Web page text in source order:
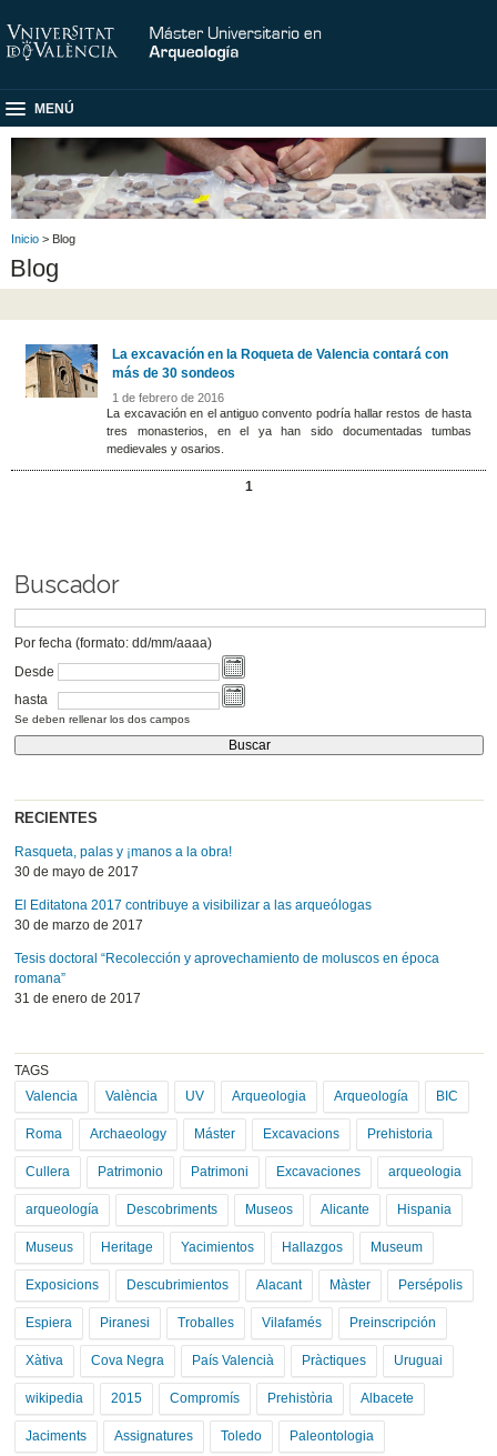
MENÚ
Inicio > Blog
Blog
La excavación en la Roqueta de Valencia contará con
más de 30 sondeos
1 de febrero de 2016
La excavación en el antiguo convento podría hallar restos de hasta
tres monasterios, en el ya han sido documentadas tumbas
medievales y osarios.
1
Buscador
Por fecha (formato: dd/mm/aaaa)
Desde
hasta
Se deben rellenar los dos campos
RECIENTES
Rasqueta, palas y ¡manos a la obra!
30 de mayo de 2017
El Editatona 2017 contribuye a visibilizar a las arqueólogas
30 de marzo de 2017
Tesis doctoral “Recolección y aprovechamiento de moluscos en época
romana”
31 de enero de 2017
TAGS
Valencia
València UV Arqueologia Arqueología BIC
Roma Archaeology Máster Excavacions Prehistoria
Cullera Patrimonio Patrimoni Excavaciones arqueologia
arqueología Descobriments Museos Alicante Hispania
Museus Heritage Yacimientos Hallazgos Museum
Exposicions Descubrimientos Alacant Màster Persépolis
Espiera Piranesi Troballes Vilafamés Preinscripción
Xàtiva Cova Negra País Valencià Pràctiques Uruguai
wikipedia 2015 Compromís Prehistòria Albacete
Jaciments Assignatures Toledo Paleontologia